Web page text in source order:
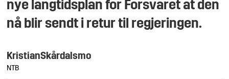
nye langtidsplan for Forsvaret at den
nå blir sendt i retur til regjeringen.
KristianSkårdalsmo
NTB